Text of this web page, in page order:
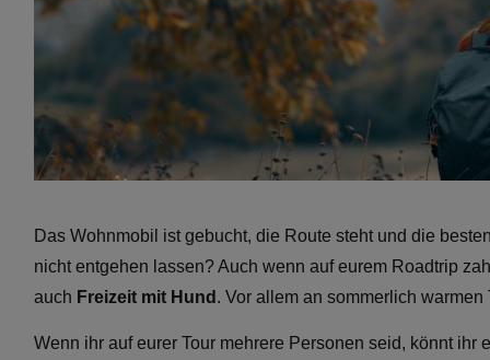
Das Wohnmobil ist gebucht, die Route steht und die
nicht entgehen lassen? Auch wenn auf eurem Roadtrip
auch Freizeit mit Hund . Vor allem an sommerlich
Wenn ihr auf eurer Tour mehrere Personen seid, könnt ihr